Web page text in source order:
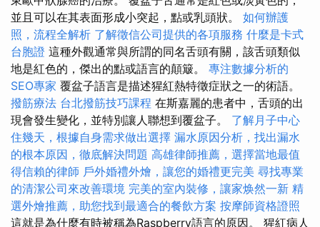
並且可以在其表面形成小突起，點或乳頭狀。 如何辦護
照，流程全解析 了解徵信公司提供的各項服務 什麼是卡式
台胞證 這種外觀通常與所謂的同名舌頭有關，該舌頭類似
地是紅色的，傑出的點或語言的顛簸。 專注數據分析的
SEO專家 覆盆子語言是描述猩紅熱特徵症狀之一的術語。
撥筋療法 台北撥筋技巧課程 在斯嘉麗的患者中，舌頭的出
現會發生變化，並特別讓人聯想到覆盆子。 了解月子中心
住幾天，根據自身需求做出選擇 漏水原因分析，找出漏水
的根本原因，徹底解決問題 高雄律師推薦，選擇當地最值
得信賴的律師 戶外婚禮外燴，讓您的婚禮更完美 尋找專業
的清潔公司來改善環境 完美的室內裝修，讓家焕然一新 精
選外燴推薦，助您找到最適合的餐飲方案 按摩師資格證照
這就是為什麼有時被稱為Raspberry語言的原因。 猩紅病人